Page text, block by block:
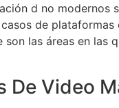
d no
de
las áreas en las
De Video